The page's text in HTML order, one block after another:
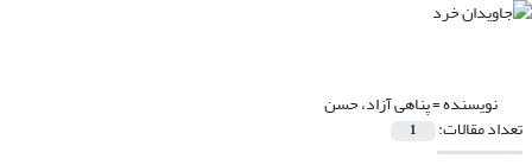
نویسنده =پناهی آزاد، حسن
تعداد مقالات: 1